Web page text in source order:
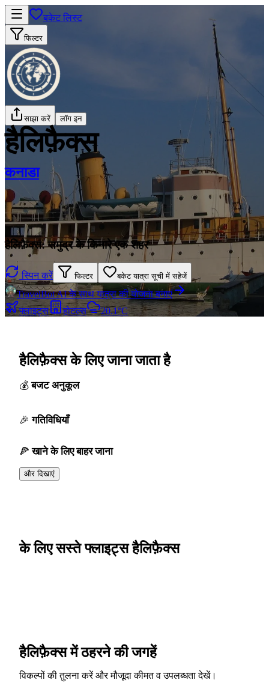
बकेट लिस्ट
फिल्टर
साझा करें लॉग इन
हैलिफ़ैक्स
कनाडा
हैलिफ़ैक्स: समुद्र के किनारे एक शहर
स्पिन करें फिल्टर बकेट यात्रा सूची में सहेजें
TravelBot AI के साथ यात्रा की योजना बनाएं
फ्लाइट्स
होटल्स 20.1°C
हैलिफ़ैक्स के लिए जाना जाता है
बजट अनुकूल
गतिविधियाँ
खाने के लिए बाहर जाना
और दिखाएं
के लिए सस्ते फ्लाइट्स हैलिफ़ैक्स
हैलिफ़ैक्स में ठहरने की जगहें
विकल्पों की तुलना करें और मौजूदा कीमत व उपलब्धता देखें।